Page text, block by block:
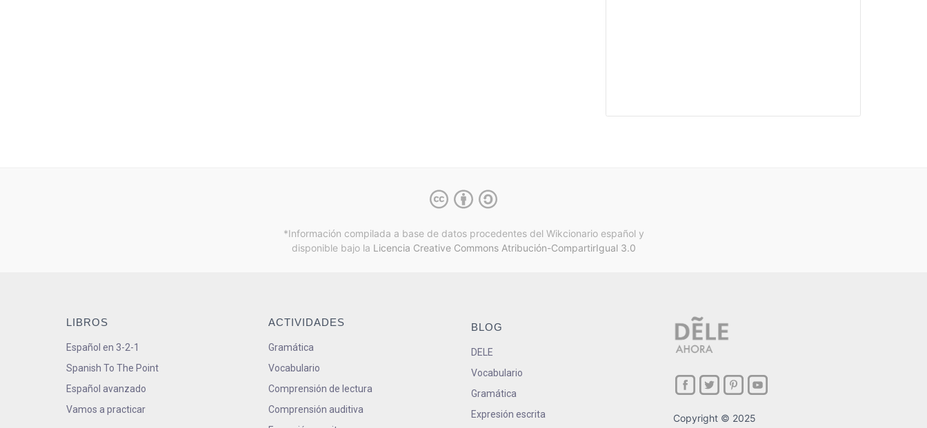
*Información compilada a base de datos procedentes del Wikcionario español y
disponible bajo la Licencia Creative Commons Atribución-CompartirIgual 3.0
LIBROS
Español en 3-2-1
Spanish To The Point
Español avanzado
Vamos a practicar
ACTIVIDADES
Gramática
Vocabulario
Comprensión de lectura
Comprensión auditiva
BLOG
DELE
Vocabulario
Gramática
Expresión escrita
Copyright © 2025